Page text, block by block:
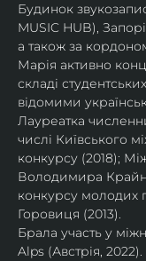
Будинок
MUSIC HUB),
а також за
Марія активно
складі
відомими
Лауреатка
числі Київського
конкурсу (2018);
Володимира
конкурсу молодих
Горовиця (2013).
Брала участь у
Alps (Австрія, 2022).